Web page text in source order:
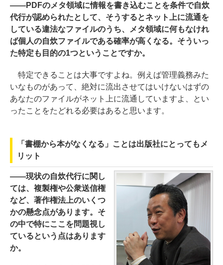
――PDFのメタ領域に情報を書き込むことを条件で自炊
代行が認められたとして、そうするとネット上に流通を
している違法なファイルのうち、メタ領域に何もなけれ
ば個人の自炊ファイルである確率が高くなる。そういっ
た特定も目的の1つということですか。
特定できることは大事ですよね。例えば管理義務みた
いなものがあって、絶対に流出させてはいけないはずの
あなたのファイルがネット上に流通していますよ、とい
ったことをたどれる必要はあると思います。
「書棚から本がなくなる」ことは出版社にとってもメ
リット
――現状の自炊代行に関し
ては、複製権や公衆送信権
など、著作権法上のいくつ
かの懸念点があります。そ
の中で特にここを問題視し
ているという点はあります
か。